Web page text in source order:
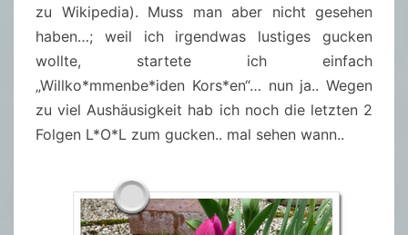
zu Wikipedia). Muss man aber nicht gesehen
haben…; weil ich irgendwas lustiges gucken
wollte, startete ich einfach
„Willko*mmenbe*iden Kors*en“… nun ja.. Wegen
zu viel Aushäusigkeit hab ich noch die letzten 2
Folgen L*O*L zum gucken.. mal sehen wann..